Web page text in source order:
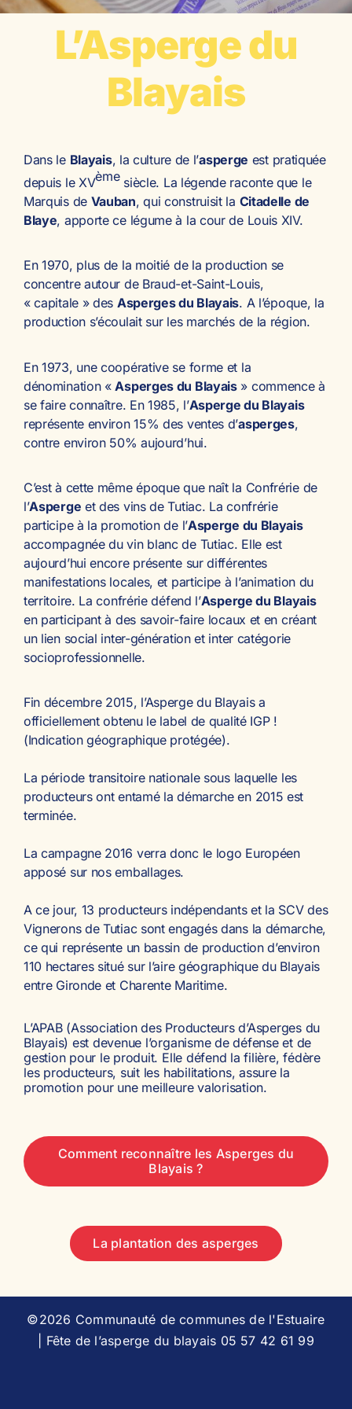
L’Asperge du
Blayais
Dans le Blayais, la culture de l’asperge est pratiquée
depuis le XVèmesiècle. La légende raconte que le
Marquis de Vauban, qui construisit la Citadelle de
Blaye, apporte ce légume à la cour de Louis XIV.
En 1970, plus de la moitié de la production se
concentre autour de Braud-et-Saint-Louis,
« capitale » des Asperges du Blayais. A l’époque, la
production s’écoulait sur les marchés de la région.
En 1973, une coopérative se forme et la
dénomination «Asperges du Blayais» commence à
se faire connaître. En 1985, l’Asperge du Blayais
représente environ 15% des ventes d’asperges,
contre environ 50% aujourd’hui.
C’est à cette même époque que naît la Confrérie de
l’Asperge et des vins de Tutiac. La confrérie
participe à la promotion de l’Asperge du Blayais
accompagnée du vin blanc de Tutiac. Elle est
aujourd’hui encore présente sur différentes
manifestations locales, et participe à l’animation du
territoire. La confrérie défend l’Asperge du Blayais
en participant à des savoir-faire locaux et en créant
un lien social inter-génération et inter catégorie
socioprofessionnelle.
Fin décembre 2015, l’Asperge du Blayais a
officiellement obtenu le label de qualité IGP !
(Indication géographique protégée).
La période transitoire nationale sous laquelle les
producteurs ont entamé la démarche en 2015 est
terminée.
La campagne 2016 verra donc le logo Européen
apposé sur nos emballages.
A ce jour, 13 producteurs indépendants et la SCV des
Vignerons de Tutiac sont engagés dans la démarche,
ce qui représente un bassin de production d’environ
110 hectares situé sur l’aire géographique du Blayais
entre Gironde et Charente Maritime.
L’APAB (Association des Producteurs d’Asperges du
Blayais) est devenue l’organisme de défense et de
gestion pour le produit. Elle défend la filière, fédère
les producteurs, suit les habilitations, assure la
promotion pour une meilleure valorisation.
Comment reconnaître les Asperges du
Blayais ?
La plantation des asperges
©2026 Communauté de communes de l'Estuaire
| Fête de l’asperge du blayais 05 57 42 61 99